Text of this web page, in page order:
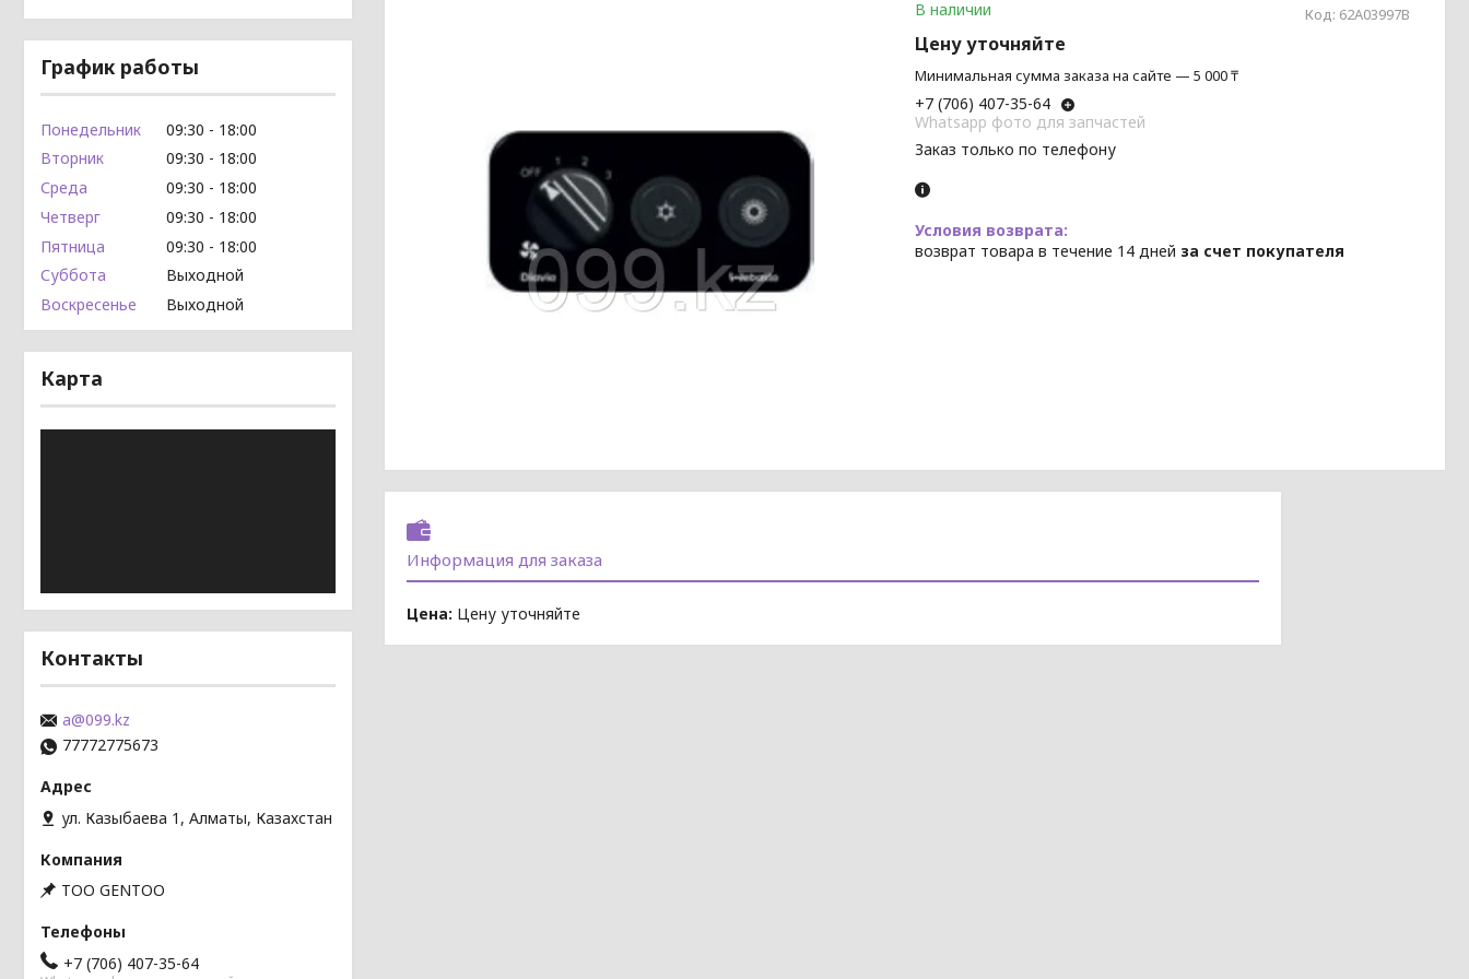
В наличии Код: 62A03997B
Цену уточняйте
Минимальная сумма заказа на сайте — 5 000 ₸
+7 (706) 407-35-64
Whatsapp фото для запчастей
Заказ только по телефону
возврат товара в течение 14 дней за счет покупателя
Информация для заказа
Цена: Цену уточняйте
График работы
Понедельник 09:30
18:00
Вторник
09:30
18:00
Среда
09:30
18:00
Четверг
09:30
18:00
Пятница
09:30
18:00
Суббота
Выходной
Воскресенье
Выходной
Карта
Контакты
a@099.kz
77772775673
ул. Казыбаева 1, Алматы, Казахстан
TOO GENTOO
+7 (706) 407-35-64